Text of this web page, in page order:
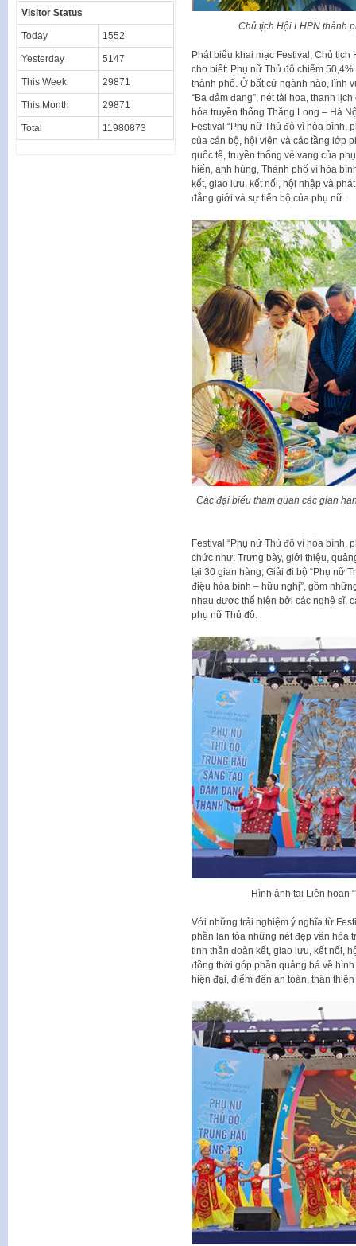
Chủ tịch Hội LHPN thành
Phát biểu khai mạc Festival, Chủ
cho biết: Phụ nữ Thủ đô chiếm
thành phố. Ở bất cứ ngành nào, lĩnh
“Ba đảm đang”, nét tài hoa, thanh
hóa truyền thống Thăng Long – Hà
Festival “Phụ nữ Thủ đô vì hòa bình,
của cán bộ, hội viên và các tầng lớp
quốc tế, truyền thống vẻ vang của
hiến, anh hùng, Thành phố vì hòa
kết, giao lưu, kết nối, hội nhập và
đẳng giới và sự tiến bộ của phụ nữ.
Các đại biểu tham quan các gian
Festival “Phụ nữ Thủ đô vì hòa bình,
chức như: Trưng bày, giới thiệu,
tại 30 gian hàng; Giải đi bộ “Phụ nữ
điệu hòa bình – hữu nghị”, gồm
nhau được thể hiện bởi các nghệ sĩ,
phụ nữ Thủ đô.
Hình ảnh tại Liên hoan
Với những trải nghiệm ý nghĩa từ
phần lan tỏa những nét đẹp văn hóa
tinh thần đoàn kết, giao lưu, kết nối,
đồng thời góp phần quảng bá về
hiện đại, điểm đến an toàn, thân
Visitor Status
Today 1552
Yesterday 5147
This Week 29871
This Month 29871
Total 11980873